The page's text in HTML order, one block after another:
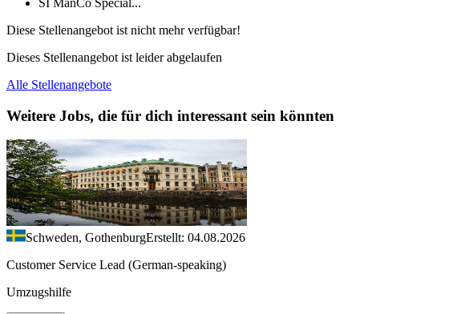
SI ManCo Special...
Diese Stellenangebot ist nicht mehr verfügbar!
Dieses Stellenangebot ist leider abgelaufen
Alle Stellenangebote
Weitere Jobs, die für dich interessant sein könnten
Schweden, GothenburgErstellt: 04.08.2026
Customer Service Lead (German-speaking)
Umzugshilfe